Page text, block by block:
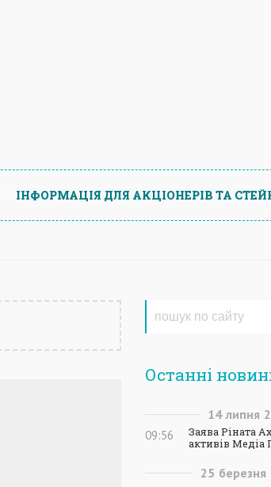
ІНФОРМАЦIЯ ДЛЯ АКЦIОНЕРIВ ТА
Останні
14 липня
09:56
Заява Ріната
активів Медіа
25 березня